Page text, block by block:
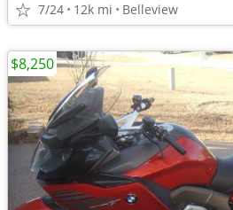
7/24 12k mi Belleview
$8,250